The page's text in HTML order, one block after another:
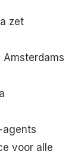
zet
agents
voor alle